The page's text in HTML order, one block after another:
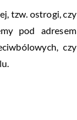
tzw. ostrogi, czy
pod adresem
czy